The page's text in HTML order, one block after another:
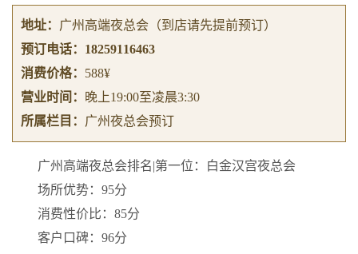
地址： 广州高端夜总会 （到店请先提前预订）
预订电话： 18259116463
消费价格： 588¥
营业时间：
晚上19:00至凌晨3:30
所属栏目： 广州夜总会预订
广州高端夜总会排名|第一位：白金汉宫夜总会
场所优势：95分
消费性价比：85分
客户口碑：96分